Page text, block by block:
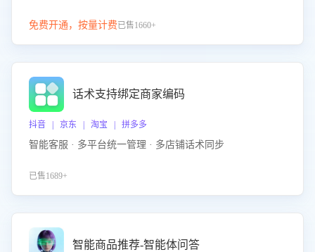
免费开通，按量计费已售1660+
话术支持绑定商家编码
抖音 | 京东 | 淘宝 | 拼多多
智能客服 · 多平台统一管理 · 多店铺话术同步
已售1689+
智能商品推荐-智能体问答